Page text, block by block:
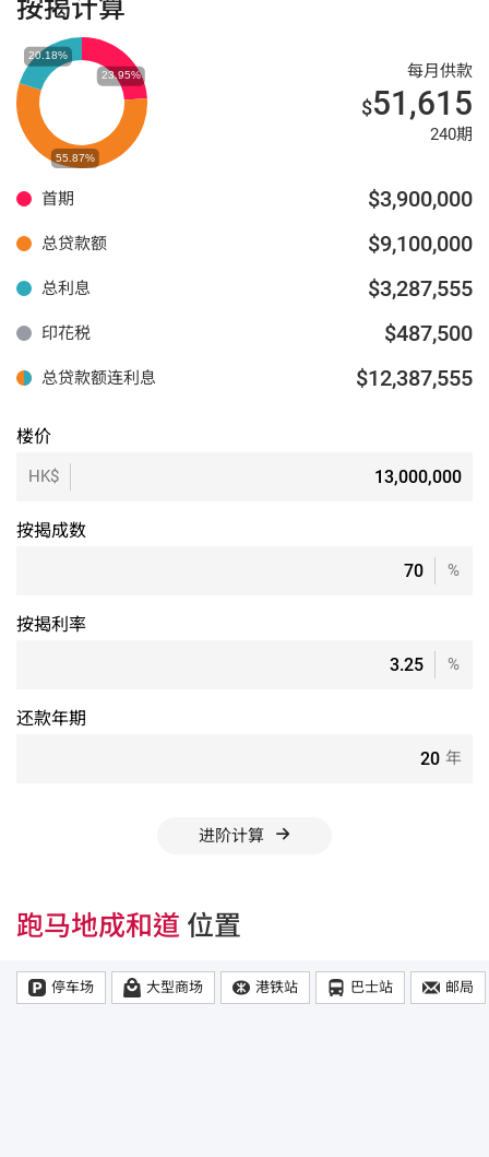
按揭计算
每月供款
$51,615
240期
首期 $3,900,000
总贷款额 $9,100,000
总利息 $3,287,555
印花税 $487,500
总贷款额连利息 $12,387,555
楼价
HK$
按揭成数
%
按揭利率
%
还款年期
年
进阶计算
跑马地成和道 位置
停车场 大型商场 港铁站 巴士站 邮局